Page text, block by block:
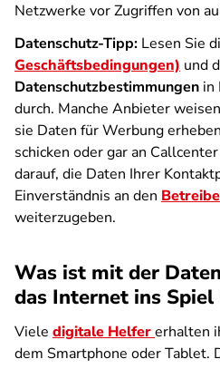
Netzwerke vor Zugriffen von
Datenschutz-Tipp: Lesen Sie
Geschäftsbedingungen) und
Datenschutzbestimmungen in
durch. Manche Anbieter
sie Daten für Werbung
schicken oder gar an
darauf, die Daten Ihrer
Einverständnis an den
weiterzugeben.
Was ist mit der
das Internet ins
Viele digitale Helfererhalten
dem Smartphone oder Tablet.